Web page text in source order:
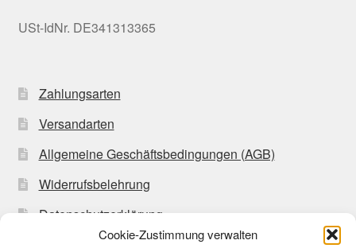
Cookie-Zustimmung verwalten
USt-IdNr. DE341313365
Zahlungsarten
Versandarten
Allgemeine Geschäftsbedingungen (AGB)
Widerrufsbelehrung
Datenschutzerklärung
Impressum